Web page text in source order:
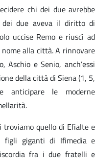
chi dei due avrebbe
due aveva il diritto di
uccise Remo e riuscì ad
alla città. A rinnovare
e Senio, anch’essi
della città di Siena (1, 5,
anticipare le moderne
quello di Efialte e
figli giganti di Ifimedia e
fra i due fratelli e